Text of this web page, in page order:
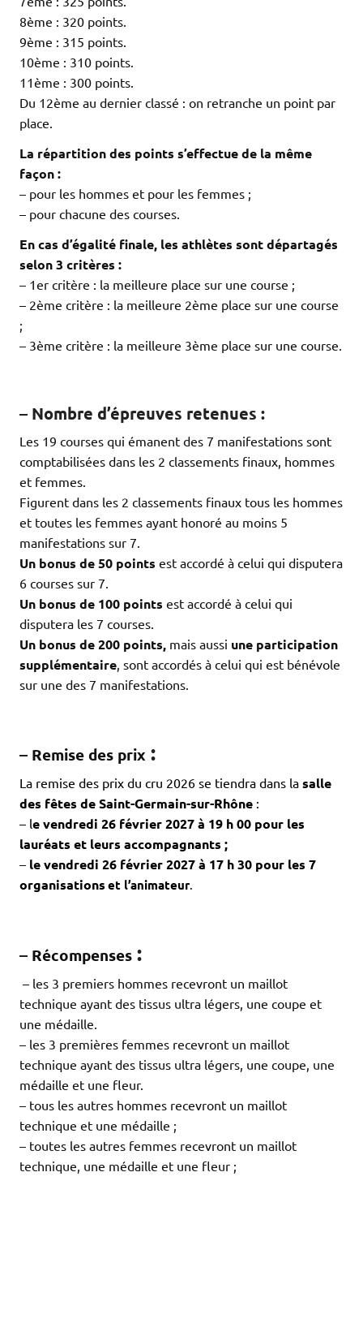
8ème : 320 points.
9ème : 315 points.
10ème : 310 points.
11ème : 300 points.
Du 12ème au dernier classé : on retranche un point par
place.
La répartition des points s’effectue de la même
façon :
– pour les hommes et pour les femmes ;
– pour chacune des courses.
En cas d’égalité finale, les athlètes sont départagés
selon 3 critères :
– 1er critère : la meilleure place sur une course ;
– 2ème critère : la meilleure 2ème place sur une course
;
– 3ème critère : la meilleure 3ème place sur une course.
– Nombre d’épreuves retenues :
Les 19 courses qui émanent des 7 manifestations sont
comptabilisées dans les 2 classements finaux, hommes
et femmes.
Figurent dans les 2 classements finaux tous les hommes
et toutes les femmes ayant honoré au moins 5
manifestations sur 7.
Un bonus de 50 points est accordé à celui qui disputera
6 courses sur 7.
Un bonus de 100 points est accordé à celui qui
disputera les 7 courses.
Un bonus de 200 points, mais aussi une participation
supplémentaire, sont accordés à celui qui est bénévole
sur une des 7 manifestations.
– Remise des prix :
La remise des prix du cru 2026 se tiendra dans la salle
des fêtes de Saint-Germain-sur-Rhône :
– le vendredi 26 février 2027 à 19 h 00 pour les
lauréats et leurs accompagnants ;
– le vendredi 26 février 2027 à 17 h 30 pour les 7
organisations et l’animateur.
– Récompenses :
– les 3 premiers hommes recevront un maillot
technique ayant des tissus ultra légers, une coupe et
une médaille.
– les 3 premières femmes recevront un maillot
technique ayant des tissus ultra légers, une coupe, une
médaille et une fleur.
– tous les autres hommes recevront un maillot
technique et une médaille ;
– toutes les autres femmes recevront un maillot
technique, une médaille et une fleur ;